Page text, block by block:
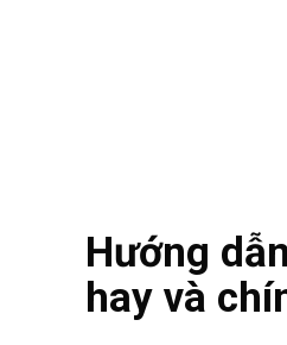
Hướng
hay và